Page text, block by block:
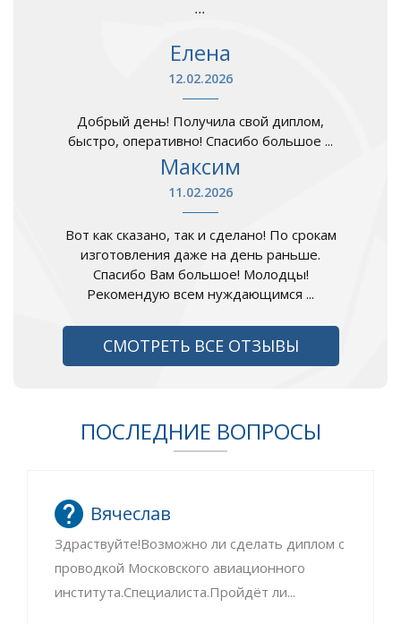
...
Елена
12.02.2026
Добрый день! Получила свой диплом,
быстро, оперативно! Спасибо большое ...
Максим
11.02.2026
Вот как сказано, так и сделано! По срокам
изготовления даже на день раньше.
Спасибо Вам большое! Молодцы!
Рекомендую всем нуждающимся ...
СМОТРЕТЬ ВСЕ ОТЗЫВЫ
ПОСЛЕДНИЕ ВОПРОСЫ
Вячеслав
Здраствуйте!Возможно ли сделать диплом с
проводкой Московского авиационного
института.Специалиста.Пройдёт ли...